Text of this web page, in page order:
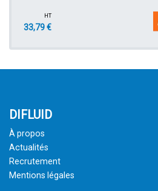
HT
33,79 €
DIFLUID
À propos
Actualités
Recrutement
Mentions légales